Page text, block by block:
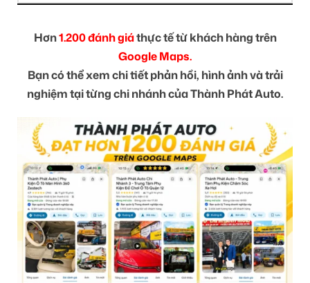
Hơn1.200 đánh giáthực tế từ khách hàng trên
Google Maps.
Bạn có thể xem chi tiết phản hồi, hình ảnh và trải
nghiệm tại từng chi nhánh của Thành Phát Auto.